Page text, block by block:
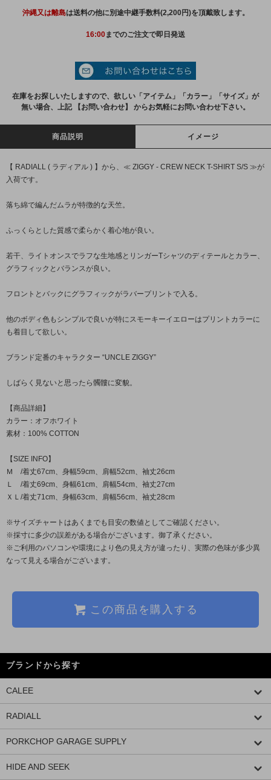
沖縄又は離島は送料の他に別途中継手数料(2,200円)を頂戴致します。
16:00までのご注文で即日発送
在庫をお探しいたしますので、欲しい「アイテム」「カラー」「サイズ」が
無い場合、上記 【お問い合わせ】 からお気軽にお問い合わせ下さい。
商品説明 イメージ
【 RADIALL ( ラディアル ) 】から、≪ ZIGGY - CREW NECK T-SHIRT S/S ≫が
入荷です。
落ち綿で編んだムラが特徴的な天竺。
ふっくらとした質感で柔らかく着心地が良い。
若干、ライトオンスでラフな生地感とリンガーTシャツのディテールとカラー、
グラフィックとバランスが良い。
フロントとバックにグラフィックがラバープリントで入る。
他のボディ色もシンプルで良いが特にスモーキーイエローはプリントカラーに
も着目して欲しい。
ブランド定番のキャラクター “UNCLE ZIGGY”
しばらく見ないと思ったら髑髏に変貌。
【商品詳細】
カラー：オフホワイト
素材：100% COTTON
【SIZE INFO】
Ｍ /着丈67cm、身幅59cm、肩幅52cm、袖丈26cm
Ｌ /着丈69cm、身幅61cm、肩幅54cm、袖丈27cm
ＸＬ/着丈71cm、身幅63cm、肩幅56cm、袖丈28cm
※サイズチャートはあくまでも目安の数値としてご確認ください。
※採寸に多少の誤差がある場合がございます。御了承ください。
※ご利用のパソコンや環境により色の見え方が違ったり、実際の色味が多少異
なって見える場合がございます。
この商品を購入する
ブランドから探す
CALEE
RADIALL
PORKCHOP GARAGE SUPPLY
HIDE AND SEEK